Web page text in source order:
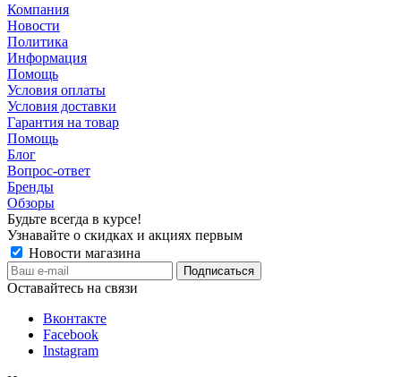
Компания
Новости
Политика
Информация
Помощь
Условия оплаты
Условия доставки
Гарантия на товар
Помощь
Блог
Вопрос-ответ
Бренды
Обзоры
Будьте всегда в курсе!
Узнавайте о скидках и акциях первым
Новости магазина
Оставайтесь на связи
Вконтакте
Facebook
Instagram